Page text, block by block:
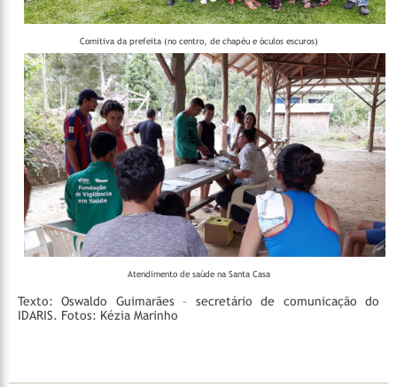
Comitiva da prefeita (no centro, de chapéu e óculos escuros)
Atendimento de saúde na Santa Casa
Texto: Oswaldo Guimarães – secretário de comunicação do
IDARIS. Fotos: Kézia Marinho